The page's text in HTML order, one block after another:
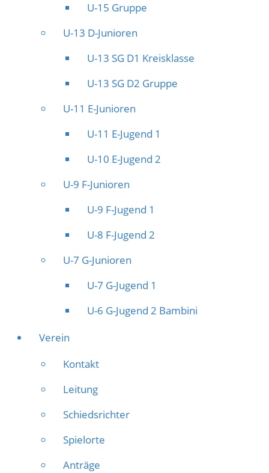
U-15 Gruppe
U-13 D-Junioren
U-13 SG D1 Kreisklasse
U-13 SG D2 Gruppe
U-11 E-Junioren
U-11 E-Jugend 1
U-10 E-Jugend 2
U-9 F-Junioren
U-9 F-Jugend 1
U-8 F-Jugend 2
U-7 G-Junioren
U-7 G-Jugend 1
U-6 G-Jugend 2 Bambini
Verein
Kontakt
Leitung
Schiedsrichter
Spielorte
Anträge